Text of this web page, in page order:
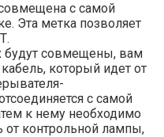
с самой
Эта метка позволяет
будут совмещены, вам
который идет от
с самой
к нему необходимо
от контрольной лампы,